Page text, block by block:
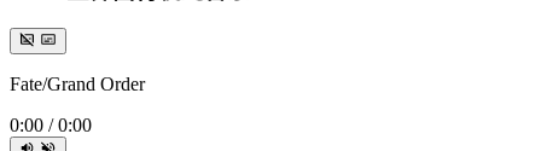
Fate/Grand Order
0:00 / 0:00